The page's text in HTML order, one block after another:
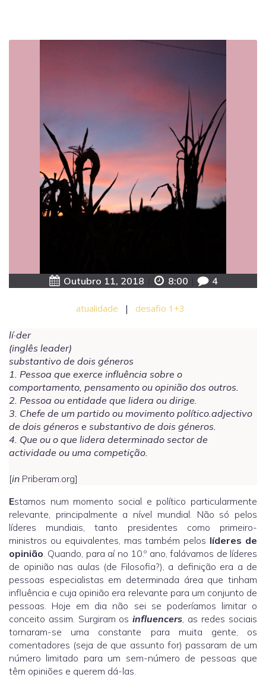
Outubro 11, 2018 8:00 4
atualidade | desafio 1+3
lí·der
(inglês leader)
substantivo de dois géneros
1. Pessoa que exerce influência sobre o
comportamento, pensamento ou opinião dos outros.
2. Pessoa ou entidade que lidera ou dirige.
3. Chefe de um partido ou movimento político.adjectivo
de dois géneros e substantivo de dois géneros.
4. Que ou o que lidera determinado sector de
actividade ou uma competição.
[in Priberam.org]
Estamos num momento social e político particularmente
relevante, principalmente a nível mundial. Não só pelos
líderes mundiais, tanto presidentes como primeiro-
ministros ou equivalentes, mas também pelos líderes de
opinião. Quando, para aí no 10.º ano, falávamos de líderes
de opinião nas aulas (de Filosofia?), a definição era a de
pessoas especialistas em determinada área que tinham
influência e cuja opinião era relevante para um conjunto de
pessoas. Hoje em dia não sei se poderíamos limitar o
conceito assim. Surgiram os influencers, as redes sociais
tornaram-se uma constante para muita gente, os
comentadores (seja de que assunto for) passaram de um
número limitado para um sem-número de pessoas que
têm opiniões e querem dá-las.